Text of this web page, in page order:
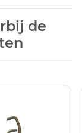
de